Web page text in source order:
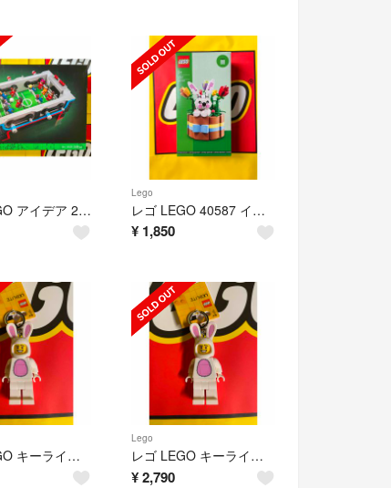
レゴ LEGO アイデア 21337 テーブルサッカー フットボール 新品未開封
Lego
レゴ LEGO 40587 イースターバスケット 非売品 レア 新品未開封
¥ 1,850
レゴ LEGO キーライト 白 ウサギ うさぎ キーホルダー ラビット
Lego
レゴ LEGO キーライト 白 ウサギ うさぎ キーホルダー ラビット
¥2,790